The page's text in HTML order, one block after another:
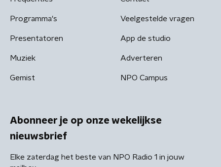
Programma's
Presentatoren
Muziek
Gemist
Veelgestelde vragen
App de studio
Adverteren
NPO Campus
Abonneer je op onze wekelijkse
nieuwsbrief
Elke zaterdag het beste van NPO Radio 1 in jouw